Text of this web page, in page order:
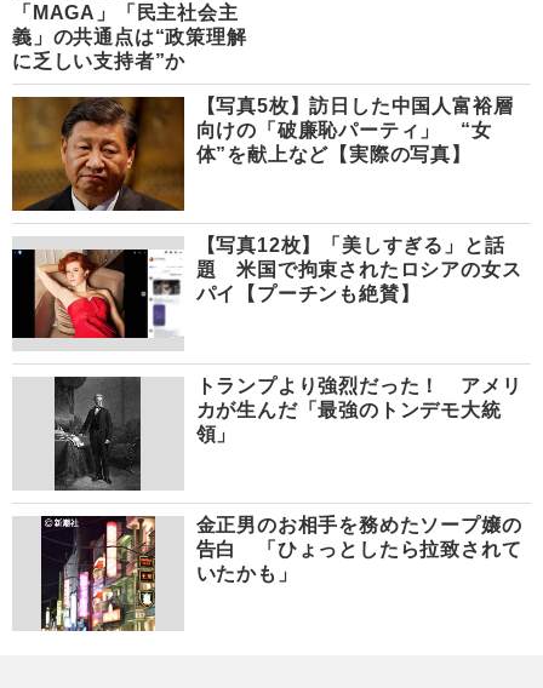
「MAGA」「民主社会主
義」の共通点は“政策理解
に乏しい支持者”か
【写真5枚】訪日した中国人富裕層
向けの「破廉恥パーティ」 “女
体”を献上など【実際の写真】
【写真12枚】「美しすぎる」と話
題 米国で拘束されたロシアの女ス
パイ【プーチンも絶賛】
トランプより強烈だった！ アメリ
カが生んだ「最強のトンデモ大統
領」
金正男のお相手を務めたソープ嬢の
告白 「ひょっとしたら拉致されて
いたかも」